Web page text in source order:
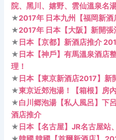
院、黑川、嬉野、雲仙溫泉名
★2017年 日本九州【福岡新
★2017年 日本【大阪】新開張
★ 日本【京都】新酒店推介
★ 日本【神戶】有馬溫泉酒店
理！
★ 日本【東京新酒店2017】新
★東京近郊泡湯！【箱根】房
★白川郷泡湯【私人風呂】下
酒店推介
★ 日本【名古屋】JR名古屋站